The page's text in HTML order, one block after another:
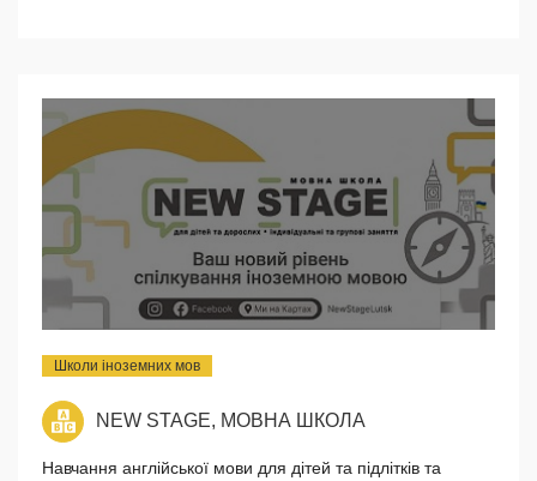
Школи іноземних мов
NEW STAGE, МОВНА ШКОЛА
Навчання англійської мови для дітей та підлітків та